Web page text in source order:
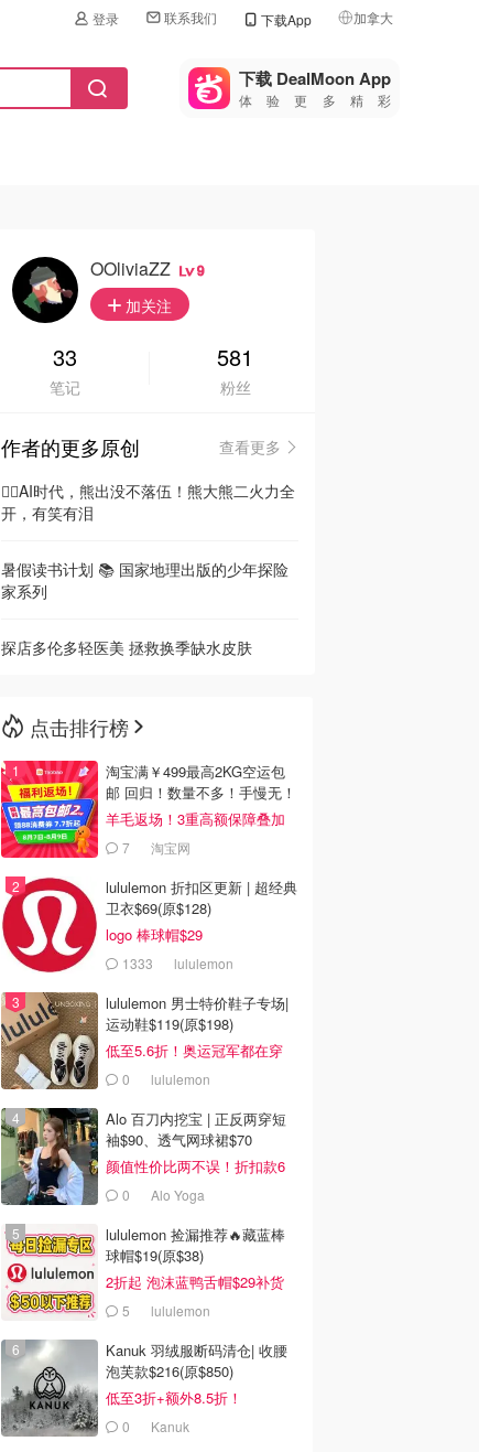
登录 联系我们 下载App 加拿大
🇺🇸
美国
🇨🇳中国
🇮🇹
🇦🇺
🇳🇿新西兰
下载 DealMoon App
体验更多精彩
OOliviaZZ 9
加关注
33
笔记
581
粉丝
作者的更多原创
查看更多
🦸‍♂️AI时代，熊出没不落伍！熊大熊二火力全
开，有笑有泪
暑假读书计划 📚 国家地理出版的少年探险
家系列
探店多伦多轻医美 拯救换季缺水皮肤
点击排行榜
淘宝满￥499最高2KG空运包
邮 回归！数量不多！手慢无！
羊毛返场！3重高额保障叠加
7 淘宝网
lululemon 折扣区更新 | 超经典
卫衣$69(原$128)
logo 棒球帽$29
1333 lululemon
lululemon 男士特价鞋子专场|
运动鞋$119(原$198)
低至5.6折！奥运冠军都在穿
0 lululemon
Alo 百刀内挖宝 | 正反两穿短
袖$90、透气网球裙$70
颜值性价比两不误！折扣款6
折起0 Alo Yoga
lululemon 捡漏推荐🔥藏蓝棒
球帽$19(原$38)
2折起 泡沫蓝鸭舌帽$29补货
5 lululemon
Kanuk 羽绒服断码清仓| 收腰
泡芙款$216(原$850)
低至3折+额外8.5折！
0 Kanuk